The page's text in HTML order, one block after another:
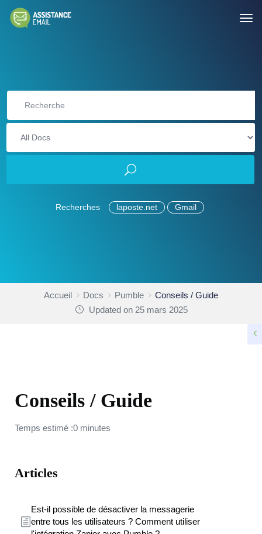
Recherches laposte.net Gmail
Accueil Docs Pumble
Conseils / Guide
Updated on 25 mars 2025
Conseils / Guide
Temps estimé :0 minutes
Articles
Est-il possible de désactiver la messagerie
entre tous les utilisateurs ? Comment utiliser